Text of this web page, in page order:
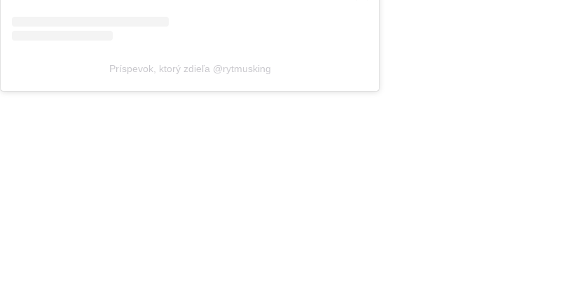
Príspevok, ktorý zdieľa @rytmusking